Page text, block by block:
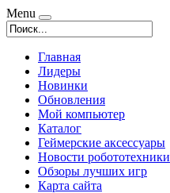
Menu
Главная
Лидеры
Новинки
Обновления
Мой компьютер
Каталог
Геймерские аксессуары
Новости робототехники
Обзоры лучших игр
Карта сайта